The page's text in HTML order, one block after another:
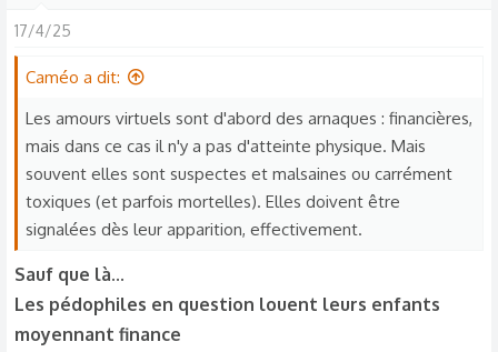
17/4/25
Caméo a dit:
Les amours virtuels sont d'abord des arnaques : financières,
mais dans ce cas il n'y a pas d'atteinte physique. Mais
souvent elles sont suspectes et malsaines ou carrément
toxiques (et parfois mortelles). Elles doivent être
signalées dès leur apparition, effectivement.
Sauf que là...
Les pédophiles en question louent leurs enfants
moyennant finance